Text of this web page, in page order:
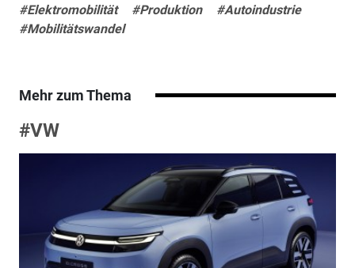
#Elektromobilität
#Produktion
#Autoindustrie
#Mobilitätswandel
Mehr zum Thema
#VW